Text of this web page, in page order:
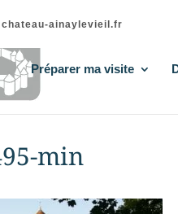
ainaylevieil.fr
Préparer ma visite
min